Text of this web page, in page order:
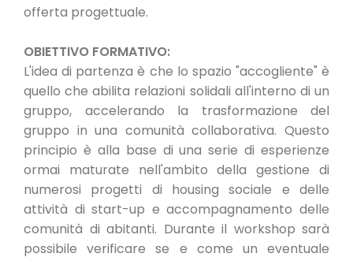
offerta progettuale.
OBIETTIVO FORMATIVO:
L'idea di partenza è che lo spazio "accogliente" è
quello che abilita relazioni solidali all'interno di un
gruppo, accelerando la trasformazione del
gruppo in una comunità collaborativa. Questo
principio è alla base di una serie di esperienze
ormai maturate nell'ambito della gestione di
numerosi progetti di housing sociale e delle
attività di start-up e accompagnamento delle
comunità di abitanti. Durante il workshop sarà
possibile verificare se e come un eventuale